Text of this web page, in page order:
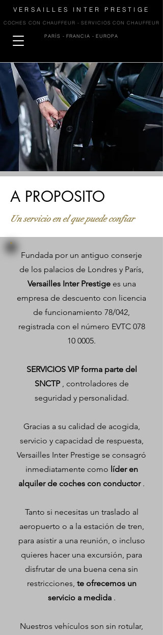
VERSAILLES INTER PRESTIGE
COCHES CON CHAUFFEUR - SERVICIOS CON CHAUFFEUR
PARÍS - FRANCIA - EUROPA
A PROPOSITO
Un servicio en el que puede confiar
Fundada por un antiguo conserje
de los palacios de Londres y París,
Versailles Inter Prestigees una
empresa de descuento con licencia
de funcionamiento 78/042,
registrada con el número EVTC 078
10 0005.
SERVICIOS VIP forma parte del
SNCTP, controladores de
seguridad y personalidad.
Gracias a su calidad de acogida,
servicio y capacidad de respuesta,
Versailles Inter Prestige se consagró
inmediatamente como líder en
alquiler de coches con conductor.
Tanto si necesitas un traslado al
aeropuerto o a la estación de tren,
para asistir a una reunión, o incluso
quieres hacer una excursión, para
disfrutar de una buena cena sin
restricciones, te ofrecemos un
servicio a medida.
Nuestros vehículos son sin rotular,